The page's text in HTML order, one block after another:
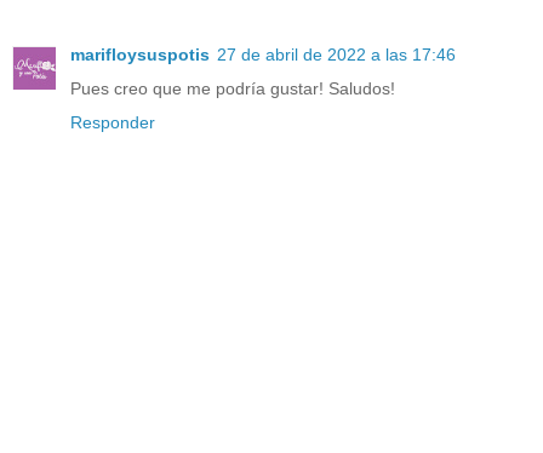
marifloysuspotis 27 de abril de 2022 a las 17:46
Pues creo que me podría gustar! Saludos!
Responder